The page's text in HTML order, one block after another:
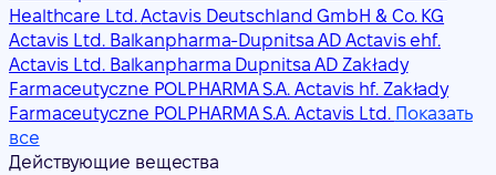
Healthcare Ltd.Actavis Deutschland GmbH & Co. KG
Actavis Ltd. Balkanpharma-Dupnitsa ADActavis ehf.
Actavis Ltd. Balkanpharma Dupnitsa AD Zakłady
Farmaceutyczne POLPHARMA S.A. Actavis hf. Zakłady
Farmaceutyczne POLPHARMA S.A. Actavis Ltd. Показать
все
Действующие вещества